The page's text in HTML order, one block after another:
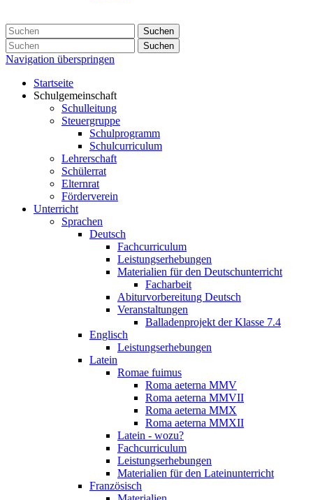
Suchen
Suchen
Navigation überspringen
Startseite
Schulgemeinschaft
Schulleitung
Steuergruppe
Schulprogramm
Schulcurriculum
Lehrerschaft
Schülerrat
Elternrat
Förderverein
Unterricht
Sprachen
Deutsch
Fachcurriculum
Leistungserhebungen
Materialien für den Deutschunterricht
Facharbeit
Abiturvorbereitung Deutsch
Veranstaltungen
Balladenprojekt der Klasse 7.4
Englisch
Leistungserhebungen
Latein
Romae fuimus
Roma aeterna MMV
Roma aeterna MMVII
Roma aeterna MMX
Roma aeterna MMXII
Latein - wozu?
Fachcurriculum
Leistungserhebungen
Materialien für den Lateinunterricht
Französisch